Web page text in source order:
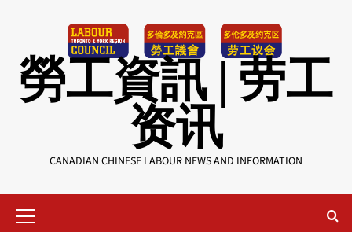
勞工資訊 | 劳工
资讯
CANADIAN CHINESE LABOUR NEWS AND INFORMATION
Menu